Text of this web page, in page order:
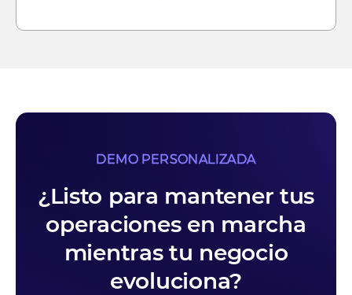
DEMO PERSONALIZADA
¿Listo para mantener tus
operaciones en marcha
mientras tu negocio
evoluciona?